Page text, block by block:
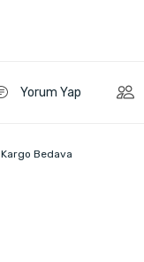
Yorum Yap
Kargo Bedava